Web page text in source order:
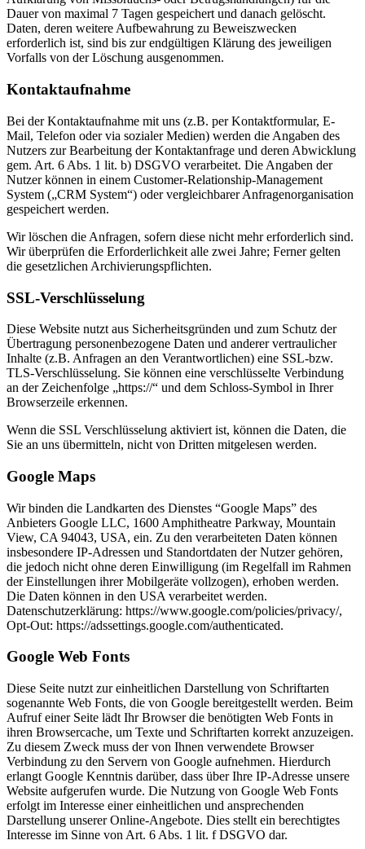
Dauer von maximal 7 Tagen gespeichert und danach gelöscht.
Daten, deren weitere Aufbewahrung zu Beweiszwecken
erforderlich ist, sind bis zur endgültigen Klärung des jeweiligen
Vorfalls von der Löschung ausgenommen.
Kontaktaufnahme
Bei der Kontaktaufnahme mit uns (z.B. per Kontaktformular, E-
Mail, Telefon oder via sozialer Medien) werden die Angaben des
Nutzers zur Bearbeitung der Kontaktanfrage und deren Abwicklung
gem. Art. 6 Abs. 1 lit. b) DSGVO verarbeitet. Die Angaben der
Nutzer können in einem Customer-Relationship-Management
System („CRM System“) oder vergleichbarer Anfragenorganisation
gespeichert werden.
Wir löschen die Anfragen, sofern diese nicht mehr erforderlich sind.
Wir überprüfen die Erforderlichkeit alle zwei Jahre; Ferner gelten
die gesetzlichen Archivierungspflichten.
SSL-Verschlüsselung
Diese Website nutzt aus Sicherheitsgründen und zum Schutz der
Übertragung personenbezogene Daten und anderer vertraulicher
Inhalte (z.B. Anfragen an den Verantwortlichen) eine SSL-bzw.
TLS-Verschlüsselung. Sie können eine verschlüsselte Verbindung
an der Zeichenfolge „https://“ und dem Schloss-Symbol in Ihrer
Browserzeile erkennen.
Wenn die SSL Verschlüsselung aktiviert ist, können die Daten, die
Sie an uns übermitteln, nicht von Dritten mitgelesen werden.
Google Maps
Wir binden die Landkarten des Dienstes “Google Maps” des
Anbieters Google LLC, 1600 Amphitheatre Parkway, Mountain
View, CA 94043, USA, ein. Zu den verarbeiteten Daten können
insbesondere IP-Adressen und Standortdaten der Nutzer gehören,
die jedoch nicht ohne deren Einwilligung (im Regelfall im Rahmen
der Einstellungen ihrer Mobilgeräte vollzogen), erhoben werden.
Die Daten können in den USA verarbeitet werden.
Datenschutzerklärung: https://www.google.com/policies/privacy/,
Opt-Out: https://adssettings.google.com/authenticated.
Google Web Fonts
Diese Seite nutzt zur einheitlichen Darstellung von Schriftarten
sogenannte Web Fonts, die von Google bereitgestellt werden. Beim
Aufruf einer Seite lädt Ihr Browser die benötigten Web Fonts in
ihren Browsercache, um Texte und Schriftarten korrekt anzuzeigen.
Zu diesem Zweck muss der von Ihnen verwendete Browser
Verbindung zu den Servern von Google aufnehmen. Hierdurch
erlangt Google Kenntnis darüber, dass über Ihre IP-Adresse unsere
Website aufgerufen wurde. Die Nutzung von Google Web Fonts
erfolgt im Interesse einer einheitlichen und ansprechenden
Darstellung unserer Online-Angebote. Dies stellt ein berechtigtes
Interesse im Sinne von Art. 6 Abs. 1 lit. f DSGVO dar.